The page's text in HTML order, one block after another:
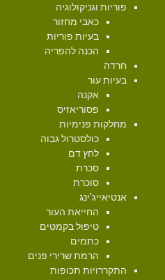
פוריות וגניקולוגיה
כאבי מחזור
בעיות פוריות
הכנה להפריה
חרדה
בעיות עור
אקנה
פסוריאזיס
מחלקות פנימיות
כולסטרול גבוה
לחץ דם
סכרת
סוכרת
אנטיאייג'ינג
החייאת העור
טיפול בקמטים
כתמים
הרמת שרירי פנים
התקררויות תכופות